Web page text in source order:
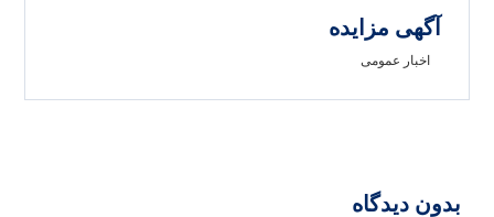
آگهی مزایده
اخبار عمومی
بدون دیدگاه